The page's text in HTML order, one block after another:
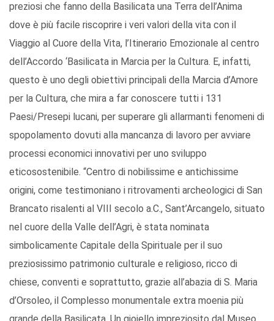
preziosi che fanno della Basilicata una Terra dell’Anima
dove è più facile riscoprire i veri valori della vita con il
Viaggio al Cuore della Vita, l’Itinerario Emozionale al centro
dell’Accordo ‘Basilicata in Marcia per la Cultura. E, infatti,
questo è uno degli obiettivi principali della Marcia d’Amore
per la Cultura, che mira a far conoscere tutti i 131
Paesi/Presepi lucani, per superare gli allarmanti fenomeni di
spopolamento dovuti alla mancanza di lavoro per avviare
processi economici innovativi per uno sviluppo
eticosostenibile. “Centro di nobilissime e antichissime
origini, come testimoniano i ritrovamenti archeologici di San
Brancato risalenti al VIII secolo a.C., Sant’Arcangelo, situato
nel cuore della Valle dell’Agri, è stata nominata
simbolicamente Capitale della Spirituale per il suo
preziosissimo patrimonio culturale e religioso, ricco di
chiese, conventi e soprattutto, grazie all’abazia di S. Maria
d’Orsoleo, il Complesso monumentale extra moenia più